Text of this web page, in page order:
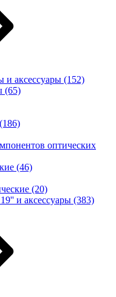
и аксессуары (152)
(65)
(186)
оптических
(46)
(20)
и аксессуары (383)